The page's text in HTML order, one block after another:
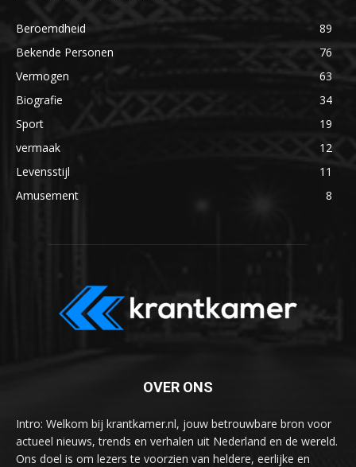
Beroemdheid
89
Bekende Personen
76
Vermogen
63
Biografie
34
Sport
19
vermaak
12
Levensstijl
11
Amusement
8
OVER ONS
Intro: Welkom bij krantkamer.nl, jouw betrouwbare bron voor
actueel nieuws, trends en verhalen uit Nederland en de wereld.
Ons doel is om lezers te voorzien van heldere, eerlijke en